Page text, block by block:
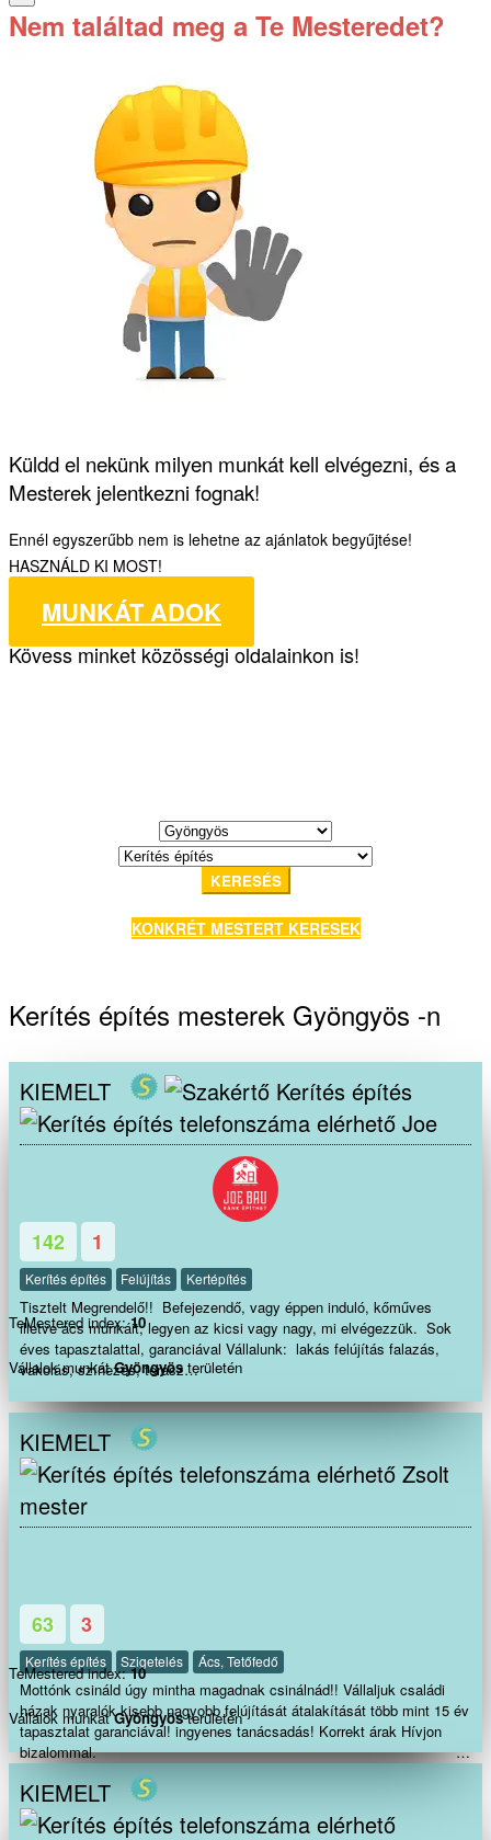
Nem találtad meg a Te Mesteredet?
Küldd el nekünk milyen munkát kell elvégezni, és a
Mesterek jelentkezni fognak!
Ennél egyszerűbb nem is lehetne az ajánlatok begyűjtése!
HASZNÁLD KI MOST!
MUNKÁT ADOK
Kövess minket közösségi oldalainkon is!
KERESÉS
KONKRÉT MESTERT KERESEK
Kerítés építés mesterek Gyöngyös -n
KIEMELT
Joe
142 1
Kerítés építés Felújítás Kertépítés
Tisztelt Megrendelő!! Befejezendő, vagy éppen induló, kőműves
illetve ács munkáit, legyen az kicsi vagy nagy, mi elvégezzük. Sok
éves tapasztalattal, garanciával Vállalunk: lakás felújítás falazás,
vakolás, színezés, terasz
meleg
burkolás, bontás festés térbetonozás gipszkartonozás ácsmunkák
akár S.O.Sajtók-ablakok cseréje mindenfele munkák az
épitőiparban Megbízhatóság, precizitás, ha gyorsan minőségi munkára
van szüksége hívjon bátran !!!
TeMestered index:10
Vállalok munkátGyöngyös területén
KIEMELT
Zsolt
mester
63 3
Kerítés építés Szigetelés Ács, Tetőfedő
Mottónk csináld úgy mintha magadnak csinálnád!! Vállaljuk családi
házak nyaralók kisebb nagyobb felújítását átalakítását több mint 15 év
tapasztalat garanciával! ingyenes tanácsadás! Korrekt árak Hívjon
bizalommal.
: Lakás felújítás
: Szinezés.
: Ácsmunkák. : Tetőjavítás
akár azonnal S.O.S. : Teraszépítés.
TeMestered index:10
Vállalok munkátGyöngyösterületén
KIEMELT